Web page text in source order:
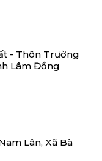
- Thôn Trường
Lâm Đồng
Lân, Xã Bà